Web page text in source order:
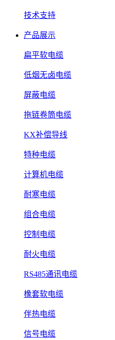
技术支持
产品展示
扁平软电缆
低烟无卤电缆
屏蔽电缆
拖链卷筒电缆
KX补偿导线
特种电缆
计算机电缆
耐寒电缆
组合电缆
控制电缆
耐火电缆
RS485通讯电缆
橡套软电缆
伴热电缆
信号电缆